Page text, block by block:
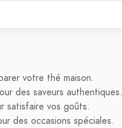
votre thé maison.
des saveurs authentiques.
satisfaire vos goûts.
des occasions spéciales.